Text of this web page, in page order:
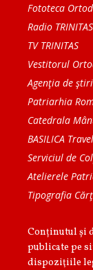
Fototeca
Radio TRINITAS
TV TRINITAS
Vestitorul
Agenţia de ştiri
Patriarhia
Catedrala
BASILICA Travel
Serviciul de
Atelierele
Tipografia
Conținutul și
publicate pe
dispoziţiile